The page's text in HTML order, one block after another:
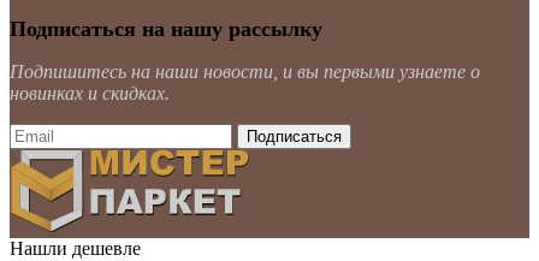
Подписаться на нашу рассылку
Подпишитесь на наши новости, и вы первыми узнаете о
новинках и скидках.
Нашли дешевле